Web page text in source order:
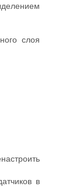
слоя
в